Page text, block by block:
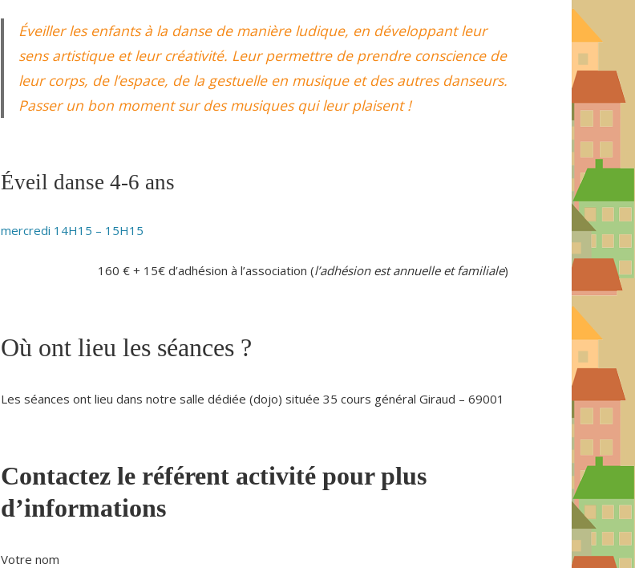
Éveiller les enfants à la danse de manière ludique, en développant leur
sens artistique et leur créativité. Leur permettre de prendre conscience de
leur corps, de l’espace, de la gestuelle en musique et des autres danseurs.
Passer un bon moment sur des musiques qui leur plaisent !
Éveil danse 4-6 ans
mercredi 14H15 – 15H15
160 € + 15€ d’adhésion à l’association (l’adhésion est annuelle et familiale)
Où ont lieu les séances ?
Les séances ont lieu dans notre salle dédiée (dojo) située 35 cours général Giraud – 69001
Contactez le référent activité pour plus
d’informations
Votre nom